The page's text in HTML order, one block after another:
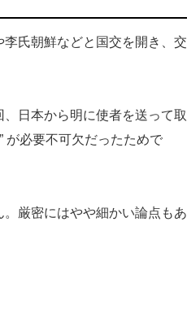
氏朝鮮などと国交を開き、交
日本から明に使者を送って取
が必要不可欠だったためで
厳密にはやや細かい論点もあ